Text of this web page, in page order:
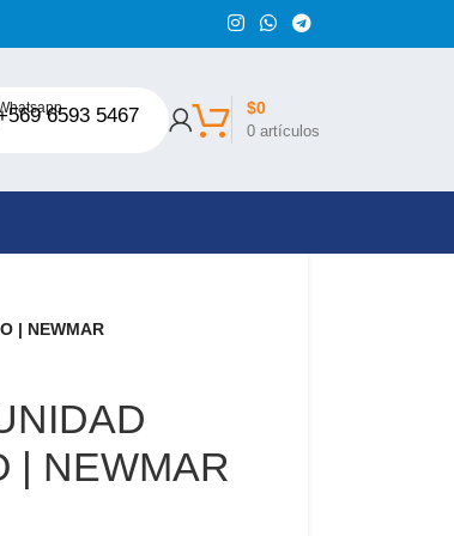
6593 5467
0 artículos
$0
| NEWMAR
| NEWMAR